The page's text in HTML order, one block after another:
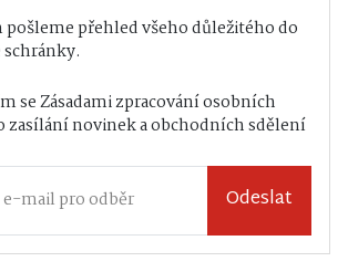
pošleme přehled všeho důležitého do
seZásadami zpracování osobních
zasílání novinek a obchodních sdělení
Odeslat